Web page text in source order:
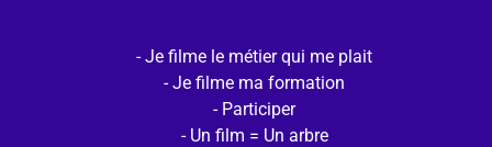
Je filme le métier qui me plait
Je filme ma formation
Participer
Un film = Un arbre